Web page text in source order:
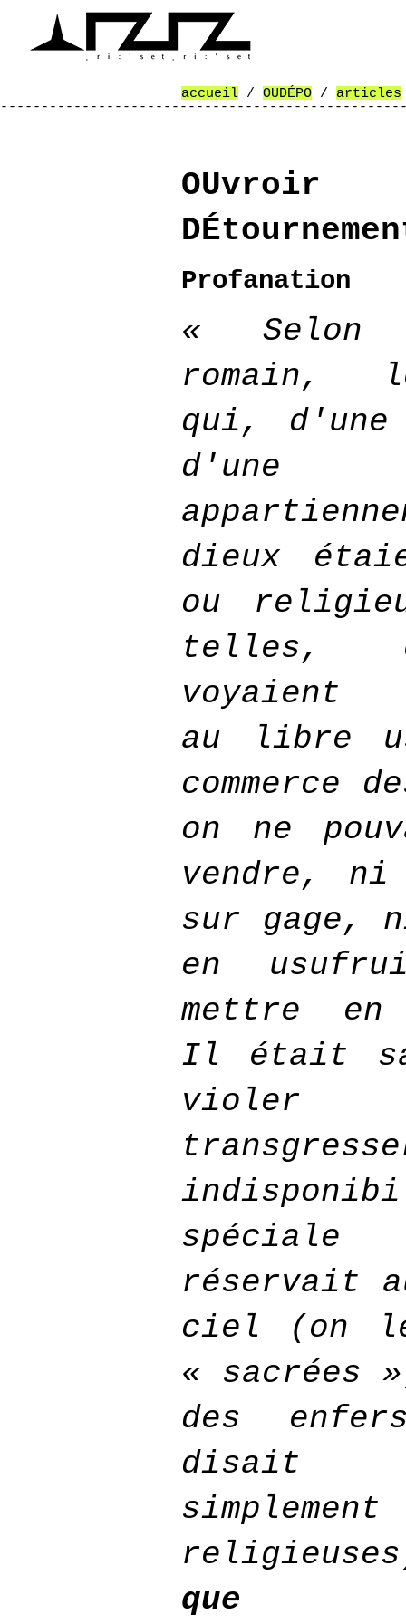
accueil / OUDÉPO / articles
Profanation
«
romain,
qui, d'une
d'une
dieux
ou
telles,
voyaient
au libre
commerce
on ne
vendre,
sur gage,
en
mettre en
Il était
violer
réservait
ciel (on
« sacrées
des
simplement
que